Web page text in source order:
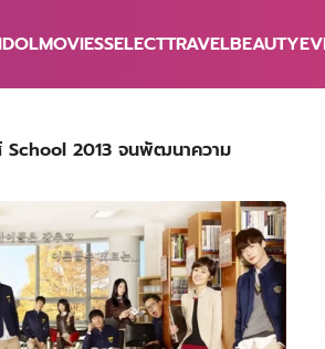
MOVIESSELECTTRAVELBEAUTY
School 2013 จนพัฒนาความ